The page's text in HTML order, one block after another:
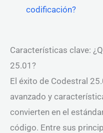
codificación?
Características clave:
25.01?
El éxito de Codestral
avanzado y
convierten en el
código. Entre sus